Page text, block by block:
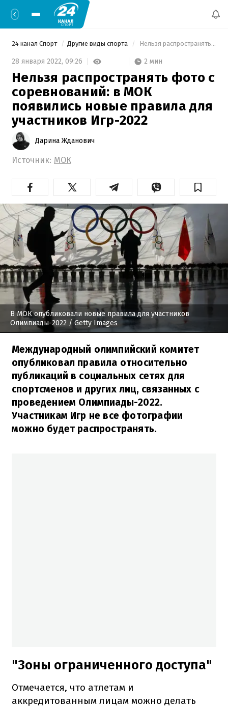
24 канал Спорт Другие виды спорта Нельзя распространять фото с соревнований: в МОК появились новые правила для участников Игр-2022
28 января 2022, 09:26 2 мин
Нельзя распространять фото с
соревнований: в МОК
появились новые правила для
участников Игр-2022
Дарина Жданович
Источник: МОК
В МОК опубликовали новые правила для участников
Олимпиады-2022 / Getty Images
Международный олимпийский комитет
опубликовал правила относительно
публикаций в социальных сетях для
спортсменов и других лиц, связанных с
проведением Олимпиады-2022.
Участникам Игр не все фотографии
можно будет распространять.
"Зоны ограниченного доступа"
Отмечается, что атлетам и
аккредитованным лицам можно делать